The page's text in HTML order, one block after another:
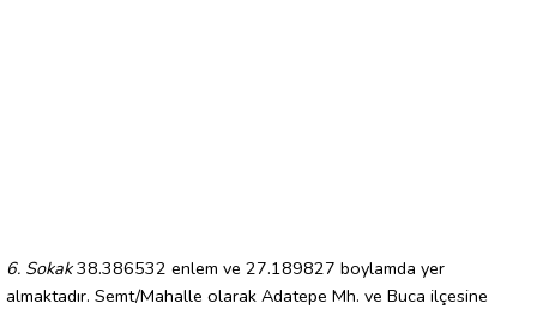
6. Sokak38.386532 enlem ve 27.189827 boylamda yer
almaktadır. Semt/Mahalle olarak Adatepe Mh. ve Buca ilçesine